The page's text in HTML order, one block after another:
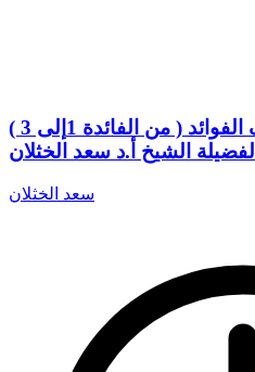
التعليق على كتاب لطائف الفوائد ( من الفائدة 1إلى 3 )
لفضيلة الشيخ أ.د سعد الخثلان
سعد الخثلان